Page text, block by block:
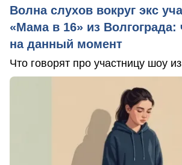
Волна слухов вокруг экс
«Мама в 16» из Волгограда:
на данный момент
Что говорят про участницу шоу